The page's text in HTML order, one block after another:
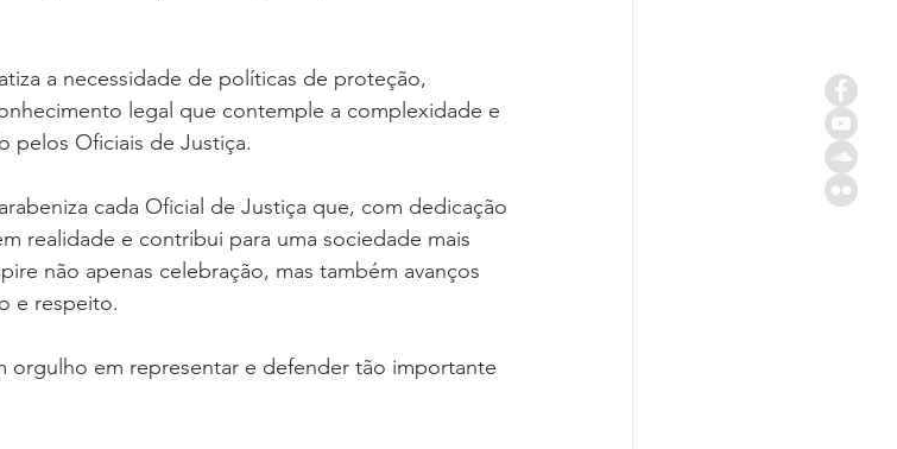
a necessidade de políticas de proteção,
legal que contemple a complexidade e
pelos Oficiais de Justiça.
cada Oficial de Justiça que, com dedicação
realidade e contribui para uma sociedade mais
não apenas celebração, mas também avanços
e respeito.
orgulho em representar e defender tão importante